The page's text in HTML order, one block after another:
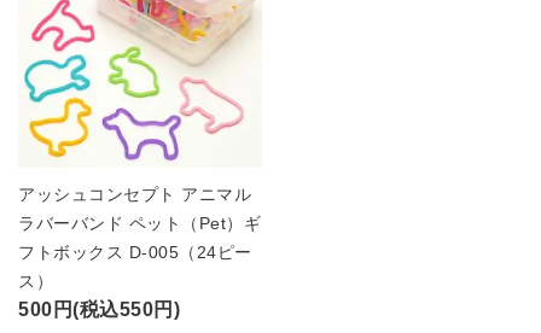
アッシュコンセプト アニマル
ラバーバンド ペット（Pet）ギ
フトボックス D-005（24ピー
ス）
500円(税込550円)